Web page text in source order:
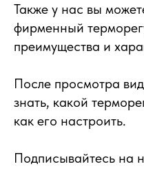
Также у нас вы
фирменный
преимущества и
После просмотра
знать, какой
как его настроить.
Подписывайтесь на